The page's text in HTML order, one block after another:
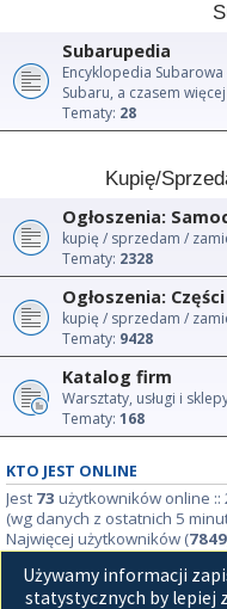
Subarupedia
Encyklopedia
Subaru, a czasem więcej
Tematy: 28
Kupię/
Ogłoszenia:
kupię / sprzedam /
Tematy: 2328
Ogłoszenia:
kupię / sprzedam /
Tematy: 9428
Katalog firm
Warsztaty, usługi i
Tematy: 168
KTO JEST ONLINE
Jest 73 użytkowników online
(wg danych z ostatnich 5
Najwięcej użytkowników (7849
STATYSTYKI
Używamy informacji
statystycznych by lepiej